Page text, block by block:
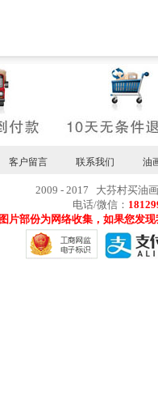
客户留言 联系我们 油
2009 - 2017 大芬村买油
电话/微信：
片部份为网络收集，如果您发